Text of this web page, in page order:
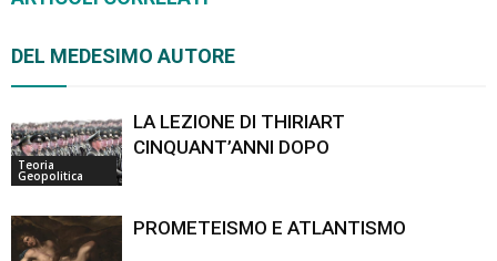
DEL MEDESIMO AUTORE
Teoria
Geopolitica
LA LEZIONE DI THIRIART
CINQUANT’ANNI DOPO
PROMETEISMO E ATLANTISMO